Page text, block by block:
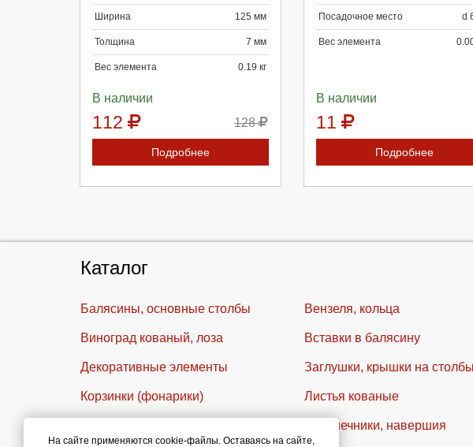
Ширина 125 мм
Толщина 7 мм
Вес элемента 0.19 кг
В наличии
112 128
Подробнее
Посадочное место d
Вес элемента
В наличии
11
Подробнее
Каталог
Балясины, основные столбы Вензеля, кольца
Виноград кованый, лоза Вставки в балясину
Декоративные элементы Заглушки, крышки на столбы
Корзинки (фонарики) Листья кованые
Наконечники, навершия
На сайте применяются cookie-файлы. Оставаясь на сайте,